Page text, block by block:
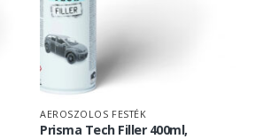
AEROSZOLOS FESTÉK
Prisma Tech Filler 400ml,